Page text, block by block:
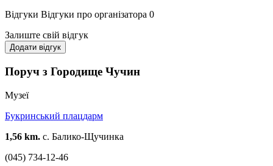
Відгуки Відгуки про організатора 0
Залиште свій відгук
Додати відгук
Поруч з Городище Чучин
Музеї
Букринський плацдарм
1,56 km. с. Балико-Щучинка
(045) 734-12-46